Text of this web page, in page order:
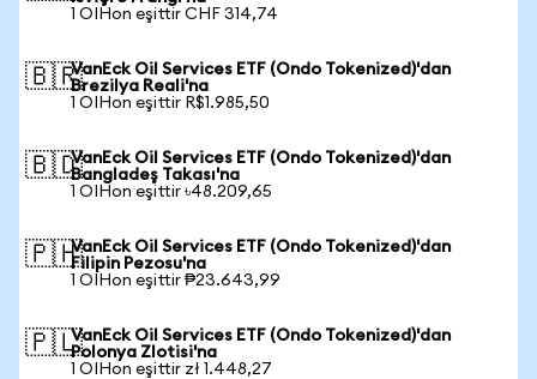
1 OIHon eşittir CHF 314,74
🇧🇷VanEck Oil Services ETF (Ondo Tokenized)'dan
Brezilya Reali'na
1 OIHon eşittir R$1.985,50
🇧🇩VanEck Oil Services ETF (Ondo Tokenized)'dan
Bangladeş Takası'na
1 OIHon eşittir ৳48.209,65
🇵🇭VanEck Oil Services ETF (Ondo Tokenized)'dan
Filipin Pezosu'na
1 OIHon eşittir ₱23.643,99
🇵🇱VanEck Oil Services ETF (Ondo Tokenized)'dan
Polonya Zlotisi'na
1 OIHon eşittir zł 1.448,27